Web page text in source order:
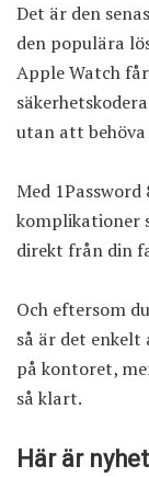
Det är den
den populära
Apple Watch
utan att
Med
komplikationer
direkt från din
Och eftersom
så är det enkelt
på kontoret,
så klart.
Här är